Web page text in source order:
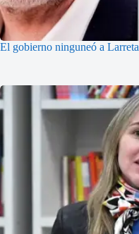
El gobierno ninguneó a Larreta